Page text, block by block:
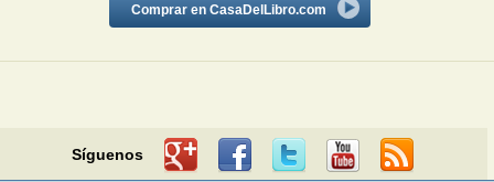
Comprar en CasaDelLibro.com
Síguenos